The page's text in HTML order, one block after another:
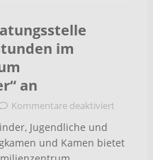
im
an
Kommentare deaktiviert
Jugendliche und
und Kamen bietet